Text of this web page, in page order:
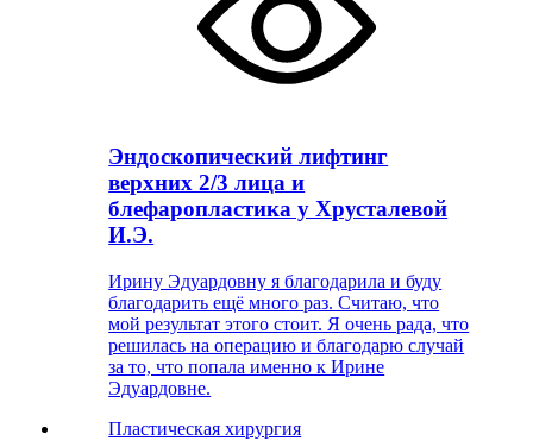
Эндоскопический лифтинг
верхних 2/3 лица и
блефаропластика у Хрусталевой
И.Э.
Ирину Эдуардовну я благодарила и буду
благодарить ещё много раз. Считаю, что
мой результат этого стоит. Я очень рада, что
решилась на операцию и благодарю случай
за то, что попала именно к Ирине
Эдуардовне.
Пластическая хирургия